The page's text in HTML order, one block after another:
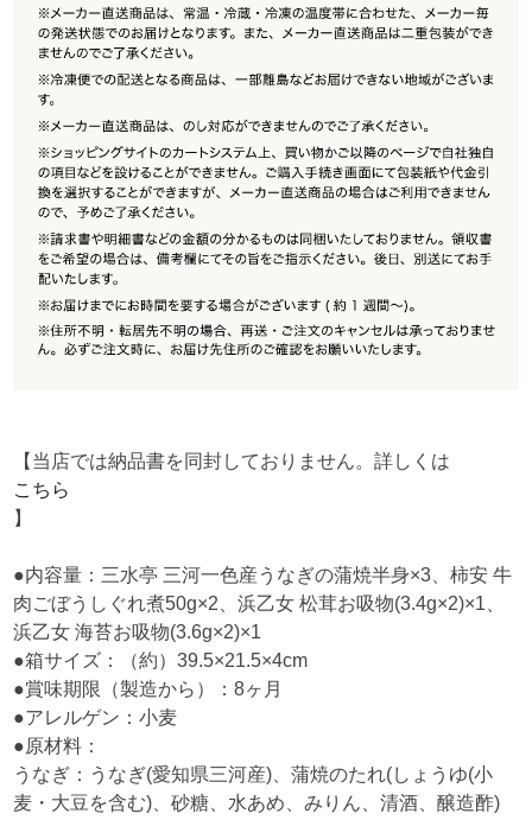
【当店では納品書を同封しておりません。詳しくは
こちら
】
●内容量：三水亭 三河一色産うなぎの蒲焼半身×3、柿安 牛
肉ごぼうしぐれ煮50g×2、浜乙女 松茸お吸物(3.4g×2)×1、
浜乙女 海苔お吸物(3.6g×2)×1
●箱サイズ：（約）39.5×21.5×4cm
●賞味期限（製造から）：8ヶ月
●アレルゲン：小麦
●原材料：
うなぎ：うなぎ(愛知県三河産)、蒲焼のたれ(しょうゆ(小
麦・大豆を含む)、砂糖、水あめ、みりん、清酒、醸造酢)